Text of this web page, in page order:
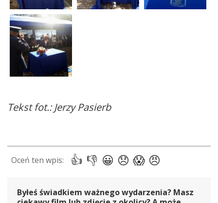
Tekst fot.: Jerzy Pasierb
Byłeś świadkiem ważnego wydarzenia? Masz